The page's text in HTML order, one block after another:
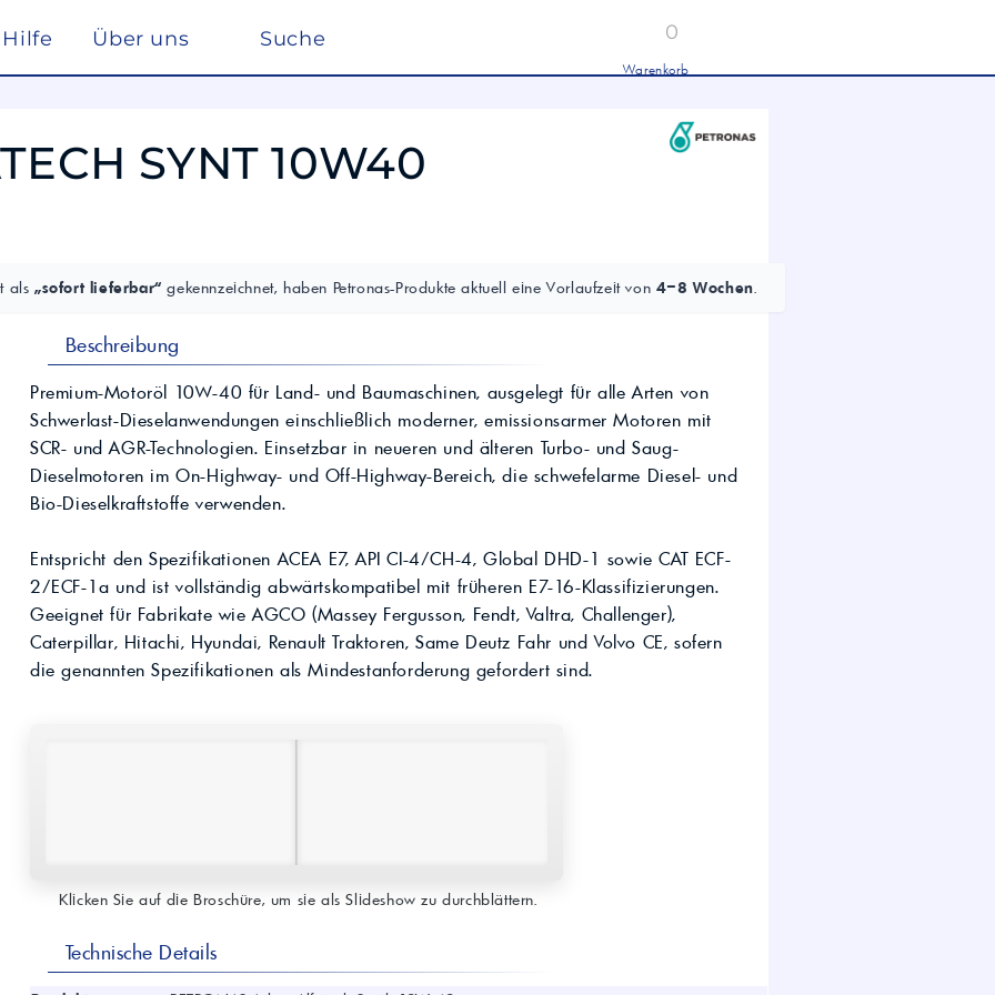
Hilfe Über uns Suche 0
Warenkorb
Pflege, Reinigung und Optimierung
Industrieöle
Traktoröle
Motorrad
Hydrauliköle
Schmierfette
Spezialöle
Kompressoröle
Prozessöle
Reinigung & Desinfektion
Wasseraufbereitung
Industriechemie
Futtermittel
Kosmetik
Produkt anfragen Kontaktieren Sie uns!
Entschwefelung
und Farbmittel für
&
für Bauchemie &
Individuelle Lösungen
Liter
Hochwertige Industrieöle von Mobil und
Petronas für Hydraulik, Getriebe und
schwere Nutzfahrzeuge
Landwirtschaft
Tractor Transmission Oil
Kostenloser Maschinen-
Ölcheck
elf Glysantin
REFLEX Total
VW
SYNT 10W40
als„sofort lieferbar“ gekennzeichnet, haben Petronas-Produkte aktuell eine Vorlaufzeit von 4–8 Wochen
Beschreibung
Premium-Motoröl 10W-40 für Land- und Baumaschinen, ausgelegt für alle Arten von
Schwerlast-Dieselanwendungen einschließlich moderner, emissionsarmer Motoren mit
SCR- und AGR-Technologien. Einsetzbar in neueren und älteren Turbo- und Saug-
Dieselmotoren im On-Highway- und Off-Highway-Bereich, die schwefelarme Diesel- und
Bio-Dieselkraftstoffe verwenden.
Entspricht den Spezifikationen ACEA E7, API CI-4/CH-4, Global DHD-1 sowie CAT ECF-
2/ECF-1a und ist vollständig abwärtskompatibel mit früheren E7-16-Klassifizierungen.
Geeignet für Fabrikate wie AGCO (Massey Fergusson, Fendt, Valtra, Challenger),
Caterpillar, Hitachi, Hyundai, Renault Traktoren, Same Deutz Fahr und Volvo CE, sofern
die genannten Spezifikationen als Mindestanforderung gefordert sind.
Klicken Sie auf die Broschüre, um sie als Slideshow zu durchblättern.
Technische Details